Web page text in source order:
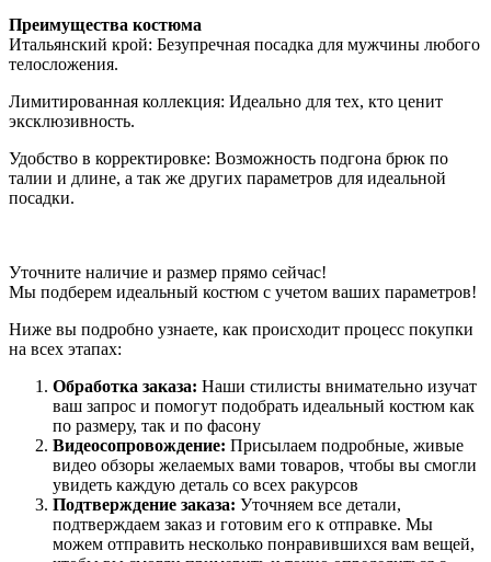
Преимущества костюма
Итальянский крой: Безупречная посадка для мужчины любого
телосложения.
Лимитированная коллекция: Идеально для тех, кто ценит
эксклюзивность.
Удобство в корректировке: Возможность подгона брюк по
талии и длине, а так же других параметров для идеальной
посадки.
Уточните наличие и размер прямо сейчас!
Мы подберем идеальный костюм с учетом ваших параметров!
Ниже вы подробно узнаете, как происходит процесс покупки
на всех этапах:
Обработка заказа: Наши стилисты внимательно изучат
ваш запрос и помогут подобрать идеальный костюм как
по размеру, так и по фасону
Видеосопровождение: Присылаем подробные, живые
видео обзоры желаемых вами товаров, чтобы вы смогли
увидеть каждую деталь со всех ракурсов
Подтверждение заказа: Уточняем все детали,
подтверждаем заказ и готовим его к отправке. Мы
можем отправить несколько понравившихся вам вещей,